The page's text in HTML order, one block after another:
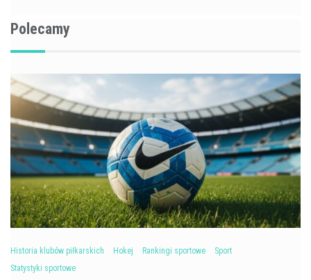
Polecamy
Historia klubów piłkarskich Hokej Rankingi sportowe
Sport
Statystyki sportowe